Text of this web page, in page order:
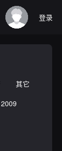
登录
其它
2009